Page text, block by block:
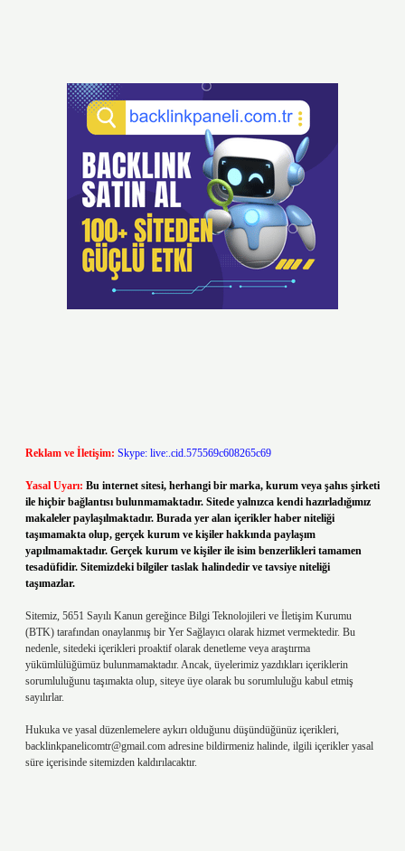
Reklam ve İletişim: Skype: live:.cid.575569c608265c69
Yasal Uyarı: Bu internet sitesi, herhangi bir marka, kurum veya şahıs şirketi
ile hiçbir bağlantısı bulunmamaktadır. Sitede yalnızca kendi hazırladığımız
makaleler paylaşılmaktadır. Burada yer alan içerikler haber niteliği
taşımamakta olup, gerçek kurum ve kişiler hakkında paylaşım
yapılmamaktadır. Gerçek kurum ve kişiler ile isim benzerlikleri tamamen
tesadüfidir. Sitemizdeki bilgiler taslak halindedir ve tavsiye niteliği
taşımazlar.
Sitemiz, 5651 Sayılı Kanun gereğince Bilgi Teknolojileri ve İletişim Kurumu
(BTK) tarafından onaylanmış bir Yer Sağlayıcı olarak hizmet vermektedir. Bu
nedenle, sitedeki içerikleri proaktif olarak denetleme veya araştırma
yükümlülüğümüz bulunmamaktadır. Ancak, üyelerimiz yazdıkları içeriklerin
sorumluluğunu taşımakta olup, siteye üye olarak bu sorumluluğu kabul etmiş
sayılırlar.
Hukuka ve yasal düzenlemelere aykırı olduğunu düşündüğünüz içerikleri,
backlinkpanelicomtr@gmail.com adresine bildirmeniz halinde, ilgili içerikler yasal
süre içerisinde sitemizden kaldırılacaktır.